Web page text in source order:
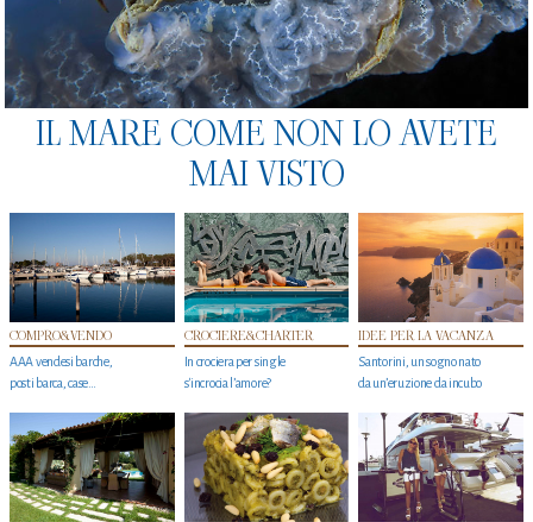
IL MARE COME NON LO AVETE
MAI VISTO
COMPRO&VENDO
AAA vendesi barche,
posti barca, case…
CROCIERE&CHARTER
In crociera per single
s'incrocia l’amore?
IDEE PER LA VACANZA
Santorini, un sogno nato
da un’eruzione da incubo